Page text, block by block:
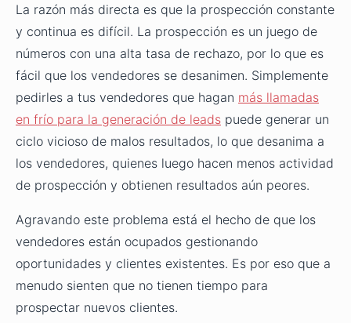
La razón más directa es que la prospección constante
y continua es difícil. La prospección es un juego de
números con una alta tasa de rechazo, por lo que es
fácil que los vendedores se desanimen. Simplemente
pedirles a tus vendedores que hagan más llamadas
en frío para la generación de leads puede generar un
ciclo vicioso de malos resultados, lo que desanima a
los vendedores, quienes luego hacen menos actividad
de prospección y obtienen resultados aún peores.
Agravando este problema está el hecho de que los
vendedores están ocupados gestionando
oportunidades y clientes existentes. Es por eso que a
menudo sienten que no tienen tiempo para
prospectar nuevos clientes.